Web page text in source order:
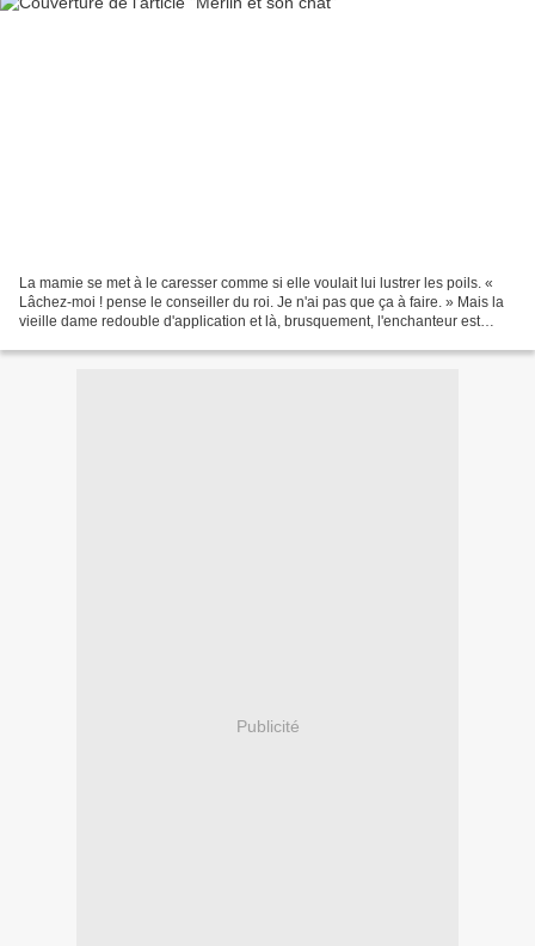
La mamie se met à le caresser comme si elle voulait lui lustrer les poils. «
Lâchez-moi ! pense le conseiller du roi. Je n'ai pas que ça à faire. » Mais la
vieille dame redouble d'application et là, brusquement, l'enchanteur est
Publicité